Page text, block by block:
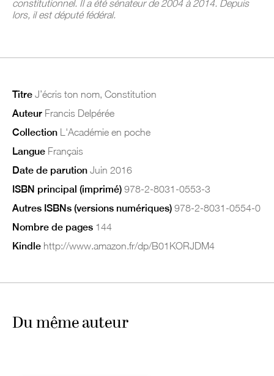
constitutionnel. Il a été sénateur de 2004 à 2014. Depuis
lors, il est député fédéral.
Titre J’écris ton nom, Constitution
Auteur Francis Delpérée
Collection L'Académie en poche
Langue Français
Date de parution Juin 2016
ISBN principal (imprimé) 978-2-8031-0553-3
Autres ISBNs (versions numériques) 978-2-8031-0554-0
Nombre de pages 144
Kindle http://www.amazon.fr/dp/B01KORJDM4
Du même auteur